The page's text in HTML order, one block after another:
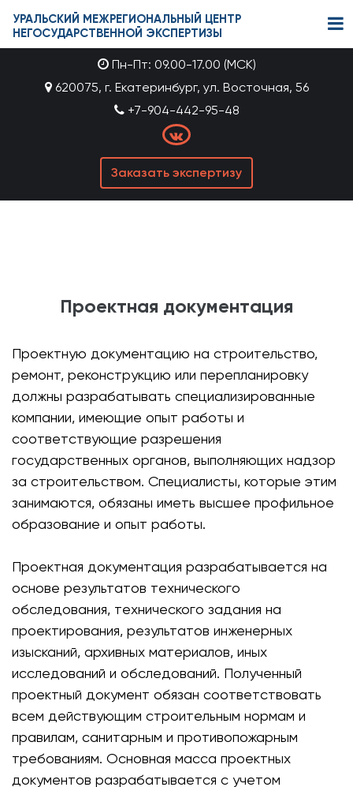
УРАЛЬСКИЙ МЕЖРЕГИОНАЛЬНЫЙ ЦЕНТР
НЕГОСУДАРСТВЕННОЙ ЭКСПЕРТИЗЫ
Пн-Пт: 09.00-17.00 (МСК)
620075, г. Екатеринбург, ул. Восточная, 56
+7-904-442-95-48
Заказать экспертизу
Проектная документация
Проектную документацию на строительство,
ремонт, реконструкцию или перепланировку
должны разрабатывать специализированные
компании, имеющие опыт работы и
соответствующие разрешения
государственных органов, выполняющих надзор
за строительством. Специалисты, которые этим
занимаются, обязаны иметь высшее профильное
образование и опыт работы.
Проектная документация разрабатывается на
основе результатов технического
обследования, технического задания на
проектирования, результатов инженерных
изысканий, архивных материалов, иных
исследований и обследований. Полученный
проектный документ обязан соответствовать
всем действующим строительным нормам и
правилам, санитарным и противопожарным
требованиям. Основная масса проектных
документов разрабатывается с учетом